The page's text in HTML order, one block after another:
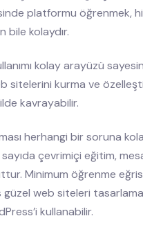
platformu öğrenmek,
bile kolaydır.
kolay arayüzü
sitelerini kurma ve
kavrayabilir.
herhangi bir soruna
çevrimiçi eğitim,
Minimum öğrenme
web siteleri
kullanabilir.